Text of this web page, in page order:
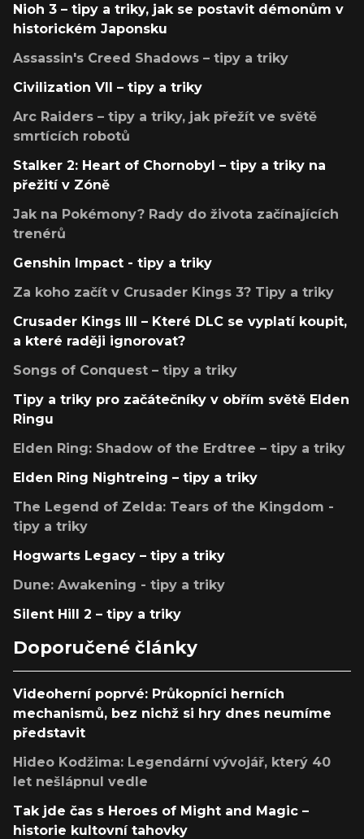
Nioh 3 – tipy a triky, jak se postavit démonům v
historickém Japonsku
Assassin's Creed Shadows – tipy a triky
Civilization VII – tipy a triky
Arc Raiders – tipy a triky, jak přežít ve světě
smrtících robotů
Stalker 2: Heart of Chornobyl – tipy a triky na
přežití v Zóně
Jak na Pokémony? Rady do života začínajících
trenérů
Genshin Impact - tipy a triky
Za koho začít v Crusader Kings 3? Tipy a triky
Crusader Kings III – Které DLC se vyplatí koupit,
a které raději ignorovat?
Songs of Conquest – tipy a triky
Tipy a triky pro začátečníky v obřím světě Elden
Ringu
Elden Ring: Shadow of the Erdtree – tipy a triky
Elden Ring Nightreing – tipy a triky
The Legend of Zelda: Tears of the Kingdom -
tipy a triky
Hogwarts Legacy – tipy a triky
Dune: Awakening - tipy a triky
Silent Hill 2 – tipy a triky
Doporučené články
Videoherní poprvé: Průkopníci herních
mechanismů, bez nichž si hry dnes neumíme
představit
Hideo Kodžima: Legendární vývojář, který 40
let nešlápnul vedle
Tak jde čas s Heroes of Might and Magic –
historie kultovní tahovky